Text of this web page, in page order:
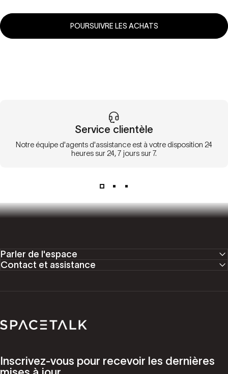
POURSUIVRE LES ACHATS
Service clientèle
Notre équipe d'agents d'assistance est à votre disposition 24
heures sur 24, 7 jours sur 7.
Parler de l'espace
Contact et assistance
Parler de l'espace
Inscrivez-vous pour recevoir les dernières